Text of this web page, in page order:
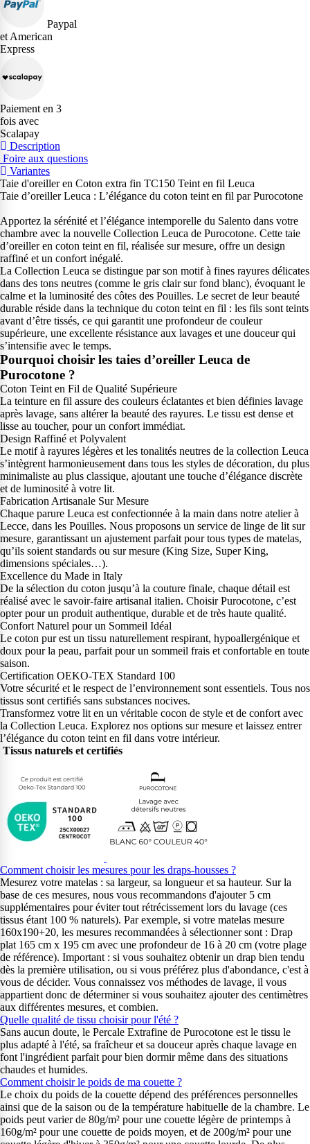
Paypal
et American
Express
Paiement en 3
fois avec
Scalapay
Description
Foire aux questions
Variantes
Taie d'oreiller en Coton extra fin TC150 Teint en fil Leuca
Taie d’oreiller Leuca : L’élégance du coton teint en fil par Purocotone
Apportez la sérénité et l’élégance intemporelle du Salento dans votre
chambre avec la nouvelle Collection Leuca de Purocotone. Cette taie
d’oreiller en coton teint en fil, réalisée sur mesure, offre un design
raffiné et un confort inégalé.
La Collection Leuca se distingue par son motif à fines rayures délicates
dans des tons neutres (comme le gris clair sur fond blanc), évoquant le
calme et la luminosité des côtes des Pouilles. Le secret de leur beauté
durable réside dans la technique du coton teint en fil : les fils sont teints
avant d’être tissés, ce qui garantit une profondeur de couleur
supérieure, une excellente résistance aux lavages et une douceur qui
s’intensifie avec le temps.
Pourquoi choisir les taies d’oreiller Leuca de
Purocotone ?
Coton Teint en Fil de Qualité Supérieure
La teinture en fil assure des couleurs éclatantes et bien définies lavage
après lavage, sans altérer la beauté des rayures. Le tissu est dense et
lisse au toucher, pour un confort immédiat.
Design Raffiné et Polyvalent
Le motif à rayures légères et les tonalités neutres de la collection Leuca
s’intègrent harmonieusement dans tous les styles de décoration, du plus
minimaliste au plus classique, ajoutant une touche d’élégance discrète
et de luminosité à votre lit.
Fabrication Artisanale Sur Mesure
Chaque parure Leuca est confectionnée à la main dans notre atelier à
Lecce, dans les Pouilles. Nous proposons un service de linge de lit sur
mesure, garantissant un ajustement parfait pour tous types de matelas,
qu’ils soient standards ou sur mesure (King Size, Super King,
dimensions spéciales…).
Excellence du Made in Italy
De la sélection du coton jusqu’à la couture finale, chaque détail est
réalisé avec le savoir-faire artisanal italien. Choisir Purocotone, c’est
opter pour un produit authentique, durable et de très haute qualité.
Confort Naturel pour un Sommeil Idéal
Le coton pur est un tissu naturellement respirant, hypoallergénique et
doux pour la peau, parfait pour un sommeil frais et confortable en toute
saison.
Certification OEKO-TEX Standard 100
Votre sécurité et le respect de l’environnement sont essentiels. Tous nos
tissus sont certifiés sans substances nocives.
Transformez votre lit en un véritable cocon de style et de confort avec
la Collection Leuca. Explorez nos options sur mesure et laissez entrer
l’élégance du coton teint en fil dans votre intérieur.
Tissus naturels et certifiés
Comment choisir les mesures pour les draps-housses ?
Mesurez votre matelas : sa largeur, sa longueur et sa hauteur. Sur la
base de ces mesures, nous vous recommandons d'ajouter 5 cm
supplémentaires pour éviter tout rétrécissement lors du lavage (ces
tissus étant 100 % naturels). Par exemple, si votre matelas mesure
160x190+20, les mesures recommandées à sélectionner sont : Drap
plat 165 cm x 195 cm avec une profondeur de 16 à 20 cm (votre plage
de référence). Important : si vous souhaitez obtenir un drap bien tendu
dès la première utilisation, ou si vous préférez plus d'abondance, c'est à
vous de décider. Vous connaissez vos méthodes de lavage, il vous
appartient donc de déterminer si vous souhaitez ajouter des centimètres
aux différentes mesures, et combien.
Quelle qualité de tissu choisir pour l'été ?
Sans aucun doute, le Percale Extrafine de Purocotone est le tissu le
plus adapté à l'été, sa fraîcheur et sa douceur après chaque lavage en
font l'ingrédient parfait pour bien dormir même dans des situations
chaudes et humides.
Comment choisir le poids de ma couette ?
Le choix du poids de la couette dépend des préférences personnelles
ainsi que de la saison ou de la température habituelle de la chambre. Le
poids peut varier de 80g/m² pour une couette légère de printemps à
160g/m² pour une couette de poids moyen, et de 200g/m² pour une